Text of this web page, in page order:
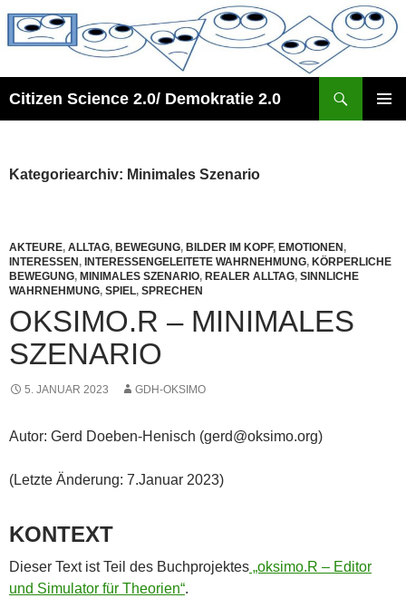
Zum
Inhalt
Citizen Science 2.0/ Demokratie 2.0
Kategoriearchiv: Minimales Szenario
AKTEURE, ALLTAG, BEWEGUNG, BILDER IM KOPF, EMOTIONEN ,
INTERESSEN , INTERESSENGELEITETE WAHRNEHMUNG, KÖRPERLICHE
BEWEGUNG, MINIMALES SZENARIO, REALER ALLTAG, SINNLICHE
WAHRNEHMUNG, SPIEL, SPRECHEN
OKSIMO.R – MINIMALES
SZENARIO
5. JANUAR 2023 GDH-OKSIMO
Autor: Gerd Doeben-Henisch (gerd@oksimo.org)
(Letzte Änderung: 7.Januar 2023)
KONTEXT
Dieser Text ist Teil des Buchprojektes „oksimo.R – Editor
und Simulator für Theorien“.